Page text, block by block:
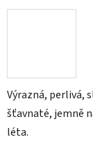
Výrazná, perlivá,
šťavnaté, jemně
léta.